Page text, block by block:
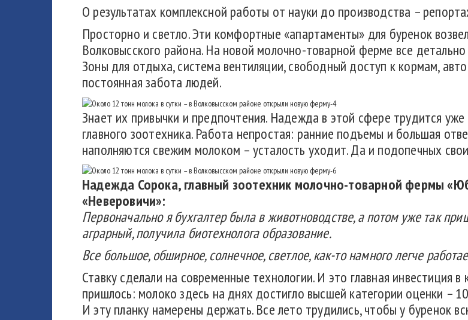
О результатах комплексной работы от науки до производства –
Просторно и светло. Эти комфортные «апартаменты» для буренок
Волковысского района. На новой молочно-товарной ферме все
Зоны для отдыха, система вентиляции, свободный доступ к кормам,
постоянная забота людей.
Знает их привычки и предпочтения. Надежда в этой сфере трудится
главного зоотехника. Работа непростая: ранние подъемы и большая
наполняются свежим молоком – усталость уходит. Да и подопечных
Надежда Сорока, главный зоотехник молочно-товарной фермы
«Неверовичи»:
Первоначально я бухгалтер была в животноводстве, а потом уже так
аграрный, получила биотехнолога образование.
Все большое, обширное, солнечное, светлое, как-то намного легче
Ставку сделали на современные технологии. И это главная инвестиция
пришлось: молоко здесь на днях достигло высшей категории оценки –
И эту планку намерены держать. Все лето трудились, чтобы у буренок